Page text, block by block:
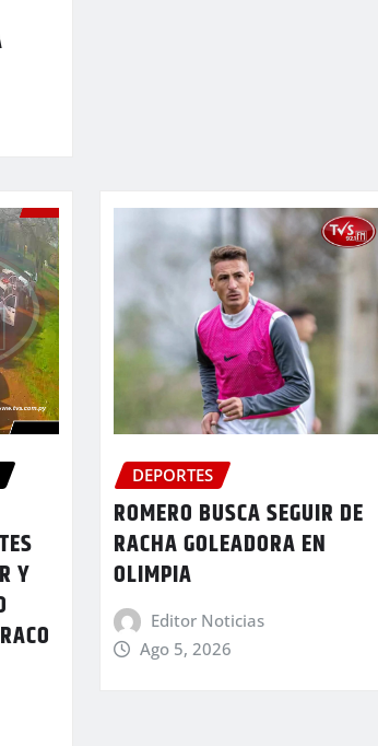
Y
DEPORTES
ROMERO BUSCA SEGUIR DE
RACHA GOLEADORA EN
OLIMPIA
Editor Noticias
Ago 5, 2026